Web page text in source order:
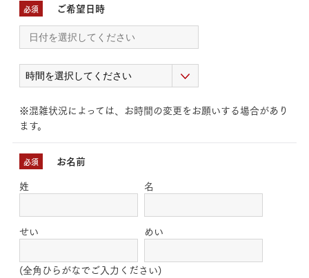
必須 ご希望日時
※混雑状況によっては、お時間の変更をお願いする場合があり
ます。
必須 お名前
姓 名
せい めい
(全角ひらがなでご入力ください)